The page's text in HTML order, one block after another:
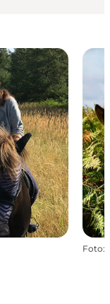
Foto: